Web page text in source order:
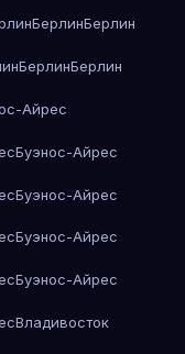
БерлинБерлин
БерлинБерлин
Айрес
Буэнос-Айрес
Буэнос-Айрес
Буэнос-Айрес
Буэнос-Айрес
Владивосток